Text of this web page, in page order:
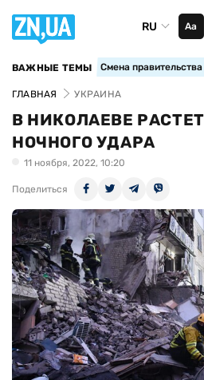
RU Аа
ВАЖНЫЕ ТЕМЫ Смена
ГЛАВНАЯ УКРАИНА
В НИКОЛАЕВЕ
НОЧНОГО УДАРА
11 ноября, 2022, 10:20
Поделиться